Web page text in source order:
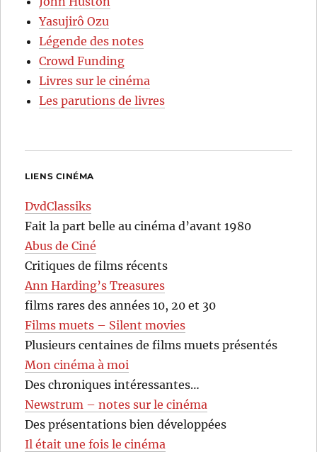
Yasujirô Ozu
Légende des notes
Crowd Funding
Livres sur le cinéma
Les parutions de livres
LIENS CINÉMA
DvdClassiks
Fait la part belle au cinéma d’avant 1980
Abus de Ciné
Critiques de films récents
Ann Harding’s Treasures
films rares des années 10, 20 et 30
Films muets – Silent movies
Plusieurs centaines de films muets présentés
Mon cinéma à moi
Des chroniques intéressantes…
Newstrum – notes sur le cinéma
Des présentations bien développées
Il était une fois le cinéma